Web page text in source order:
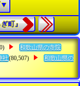
▼
町』
和歌山県の寺院
社(80,507)
和歌山県の